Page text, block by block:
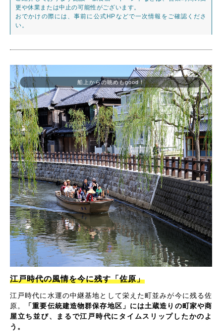
更や休業または中止の可能性がございます。
おでかけの際には、事前に公式HPなどで一次情報をご確認くださ
い。
船上からの眺めもgood！
江戸時代の風情を今に残す「佐原」
江戸時代に水運の中継基地として栄えた町並みが今に残る佐
原。
「重要伝統建造物群保存地区」には土蔵造りの町家や商
屋立ち並び、まるで江戸時代にタイムスリップしたかのよ
う。